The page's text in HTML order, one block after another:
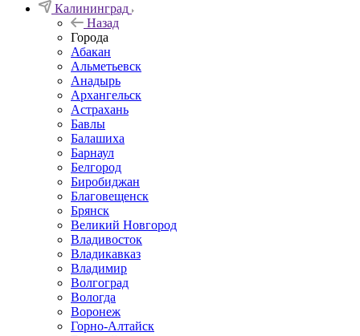
Калининград
Назад
Города
Абакан
Альметьевск
Анадырь
Архангельск
Астрахань
Бавлы
Балашиха
Барнаул
Белгород
Биробиджан
Благовещенск
Брянск
Великий Новгород
Владивосток
Владикавказ
Владимир
Волгоград
Вологда
Воронеж
Горно-Алтайск